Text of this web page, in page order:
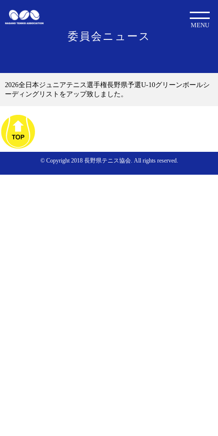
委員会ニュース
MENU
2026全日本ジュニアテニス選手権長野県予選U-10グリーンボールシ
ーディングリストをアップ致しました。
© Copyright 2018 長野県テニス協会. All rights reserved.